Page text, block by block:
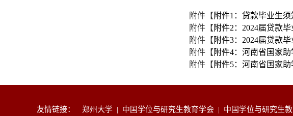
附件【 附件1：贷款毕业生须
附件【 附件2：2024届贷款
附件【 附件3：2024届贷款
附件【 附件4：河南省国家
附件【 附件5：河南省国家
友情链接： 郑州大学 | 中国学位与研究生教育学会 | 中国学位与研究生